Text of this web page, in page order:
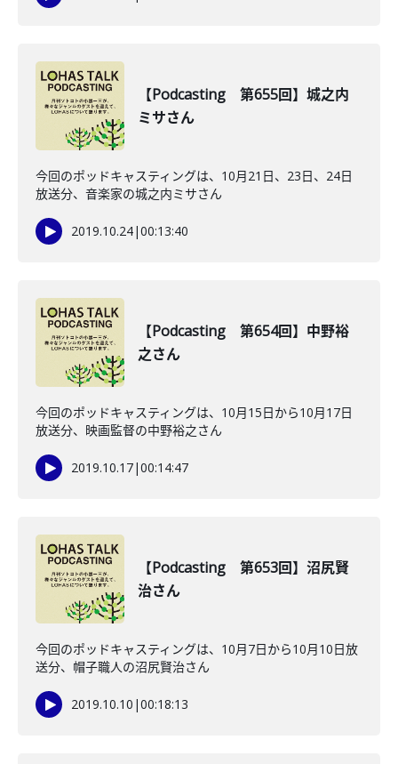
【Podcasting 第655回】城之内
ミサさん
今回のポッドキャスティングは、10月21日、23日、24日
放送分、音楽家の城之内ミサさん
2019.10.24|00:13:40
【Podcasting 第654回】中野裕
之さん
今回のポッドキャスティングは、10月15日から10月17日
放送分、映画監督の中野裕之さん
2019.10.17|00:14:47
【Podcasting 第653回】沼尻賢
治さん
今回のポッドキャスティングは、10月7日から10月10日放
送分、帽子職人の沼尻賢治さん
2019.10.10 |00:18:13